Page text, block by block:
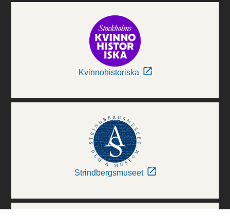
Kvinnohistoriska
Strindbergsmuseet